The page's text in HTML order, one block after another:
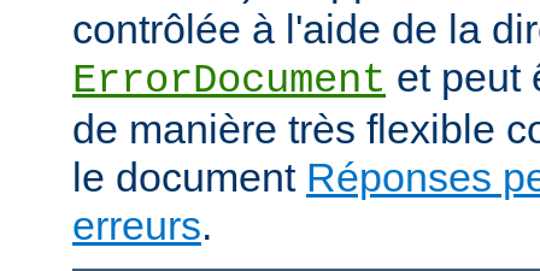
contrôlée à l'aide de la
ErrorDocument et peut
de manière très flexible
le document Réponses
erreurs.